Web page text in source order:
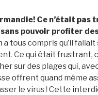
Ce n’était
pouvoir profiter
a tous compris qu’il fallait
Ce qui était frustrant,
sur des plages qui,
offrent quand même
le virus ! Cette